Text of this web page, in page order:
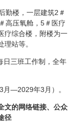
勤楼，一层建筑2＃
高压氧舱，5＃医疗
疗综合楼，附楼为一
站等。
日三班工作制，全年
月—2029年3月）。
文的网络链接、公众
径